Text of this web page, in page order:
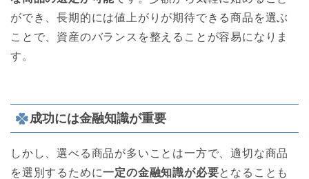
ができ、長期的には値上がりが期待できる商品を選ぶ
ことで、資産のバランスを整えることが容易になりま
す。
成功には金融知識が重要
しかし、選べる商品が多いことは一方で、適切な商品
を選別するために一定の金融知識が必要となることも